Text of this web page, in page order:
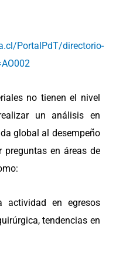
PortalPdT/directorio-
no tienen el nivel
un análisis en
global al desempeño
en áreas de
actividad en egresos
tendencias en